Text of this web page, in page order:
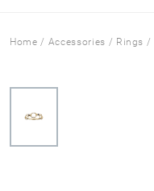
Home / Accessories / Rings /